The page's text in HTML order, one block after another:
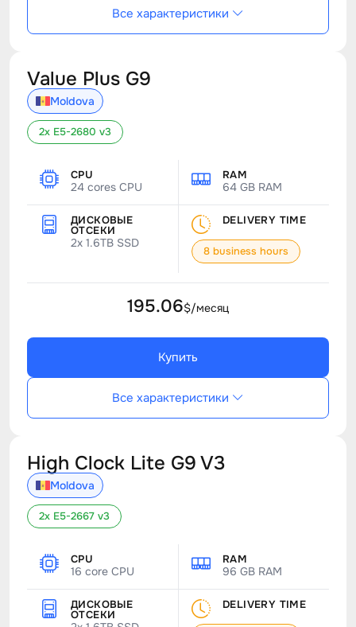
Все характеристики
Value Plus G9
Moldova
2x E5-2680 v3
CPU
24 cores CPU
RAM
64 GB RAM
ДИСКОВЫЕ
ОТСЕКИ
2x 1.6TB SSD
DELIVERY TIME
8 business hours
195.06$/месяц
Купить
Все характеристики
High Clock Lite G9 V3
Moldova
2x E5-2667 v3
CPU
16 core CPU
RAM
96 GB RAM
ДИСКОВЫЕ
ОТСЕКИ
DELIVERY TIME